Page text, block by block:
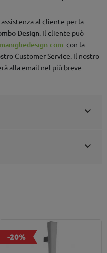
al cliente per la
Design. Il cliente può
con la
Customer Service. Il nostro
alla email nel più breve
-20%